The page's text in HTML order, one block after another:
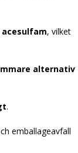
, vilket
alternativ
.
emballageavfall